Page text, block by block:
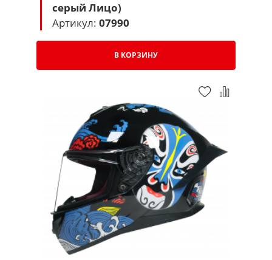
серый Лицо)
Артикул: 07990
В КОРЗИНУ